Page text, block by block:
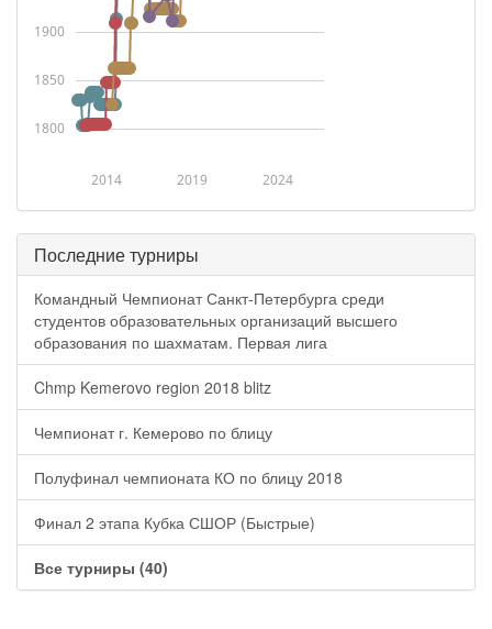
2014 2019 2024
1800
1850
1900
Последние турниры
Командный Чемпионат Санкт-Петербурга среди
студентов образовательных организаций высшего
образования по шахматам. Первая лига
Chmp Kemerovo region 2018 blitz
Чемпионат г. Кемерово по блицу
Полуфинал чемпионата КО по блицу 2018
Финал 2 этапа Кубка СШОР (Быстрые)
Все турниры (40)